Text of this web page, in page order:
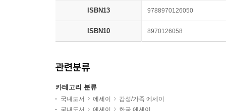
ISBN13 9788970126050
ISBN10 8970126058
관련분류
카테고리 분류
국내도서 에세이
감성/가족 에세이